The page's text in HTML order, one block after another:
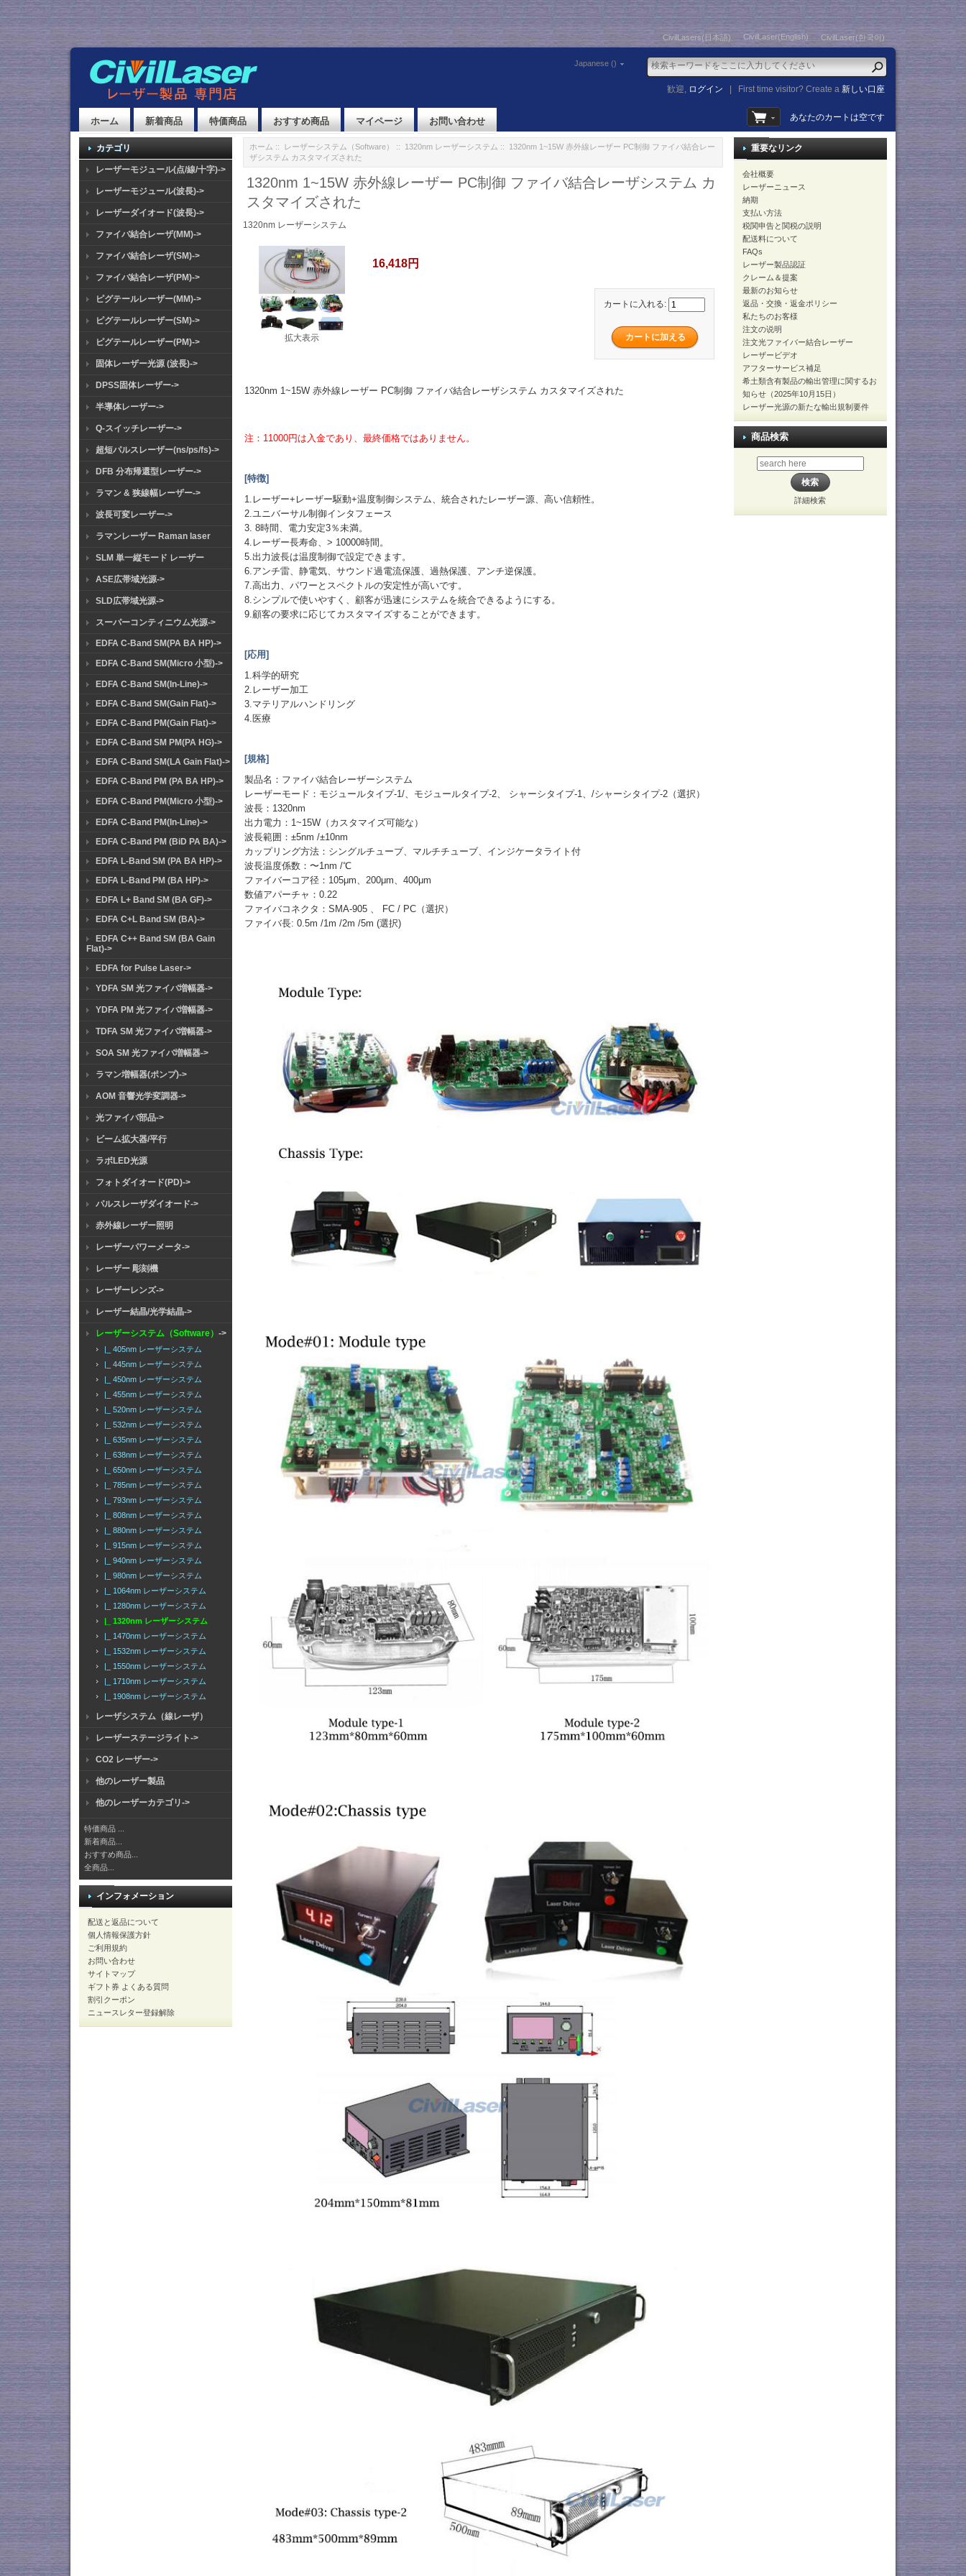
CivilLasers(日本語) CivilLaser(English) CivilLaser(한국어)
Japanese ()
歓迎, ログイン First time visitor? Create a新しい口座
ホーム 新着商品 特価商品 おすすめ商品 マイページ お問い合わせ あなたのカートは空です
カテゴリ
レーザーモジュール(点/線/十字)->
レーザーモジュール(波長)->
レーザーダイオード(波長)->
ファイバ結合レーザ(MM)->
ファイバ結合レーザ(SM)->
ファイバ結合レーザ(PM)->
ピグテールレーザー(MM)->
ピグテールレーザー(SM)->
ピグテールレーザー(PM)->
固体レーザー光源 (波長)->
DPSS固体レーザー->
半導体レーザー->
Q-スイッチレーザー->
超短パルスレーザー(ns/ps/fs)->
DFB 分布帰還型レーザー->
ラマン & 狭線幅レーザー->
波長可変レーザー->
ラマンレーザー Raman laser
SLM 単一縦モード レーザー
ASE広帯域光源->
SLD広帯域光源->
スーパーコンティニウム光源->
EDFA C-Band SM(PA BA HP)->
EDFA C-Band SM(Micro 小型)->
EDFA C-Band SM(In-Line)->
EDFA C-Band SM(Gain Flat)->
EDFA C-Band PM(Gain Flat)->
EDFA C-Band SM PM(PA HG)->
EDFA C-Band SM(LA Gain Flat)->
EDFA C-Band PM (PA BA HP)->
EDFA C-Band PM(Micro 小型)->
EDFA C-Band PM(In-Line)->
EDFA C-Band PM (BiD PA BA)->
EDFA L-Band SM (PA BA HP)->
EDFA L-Band PM (BA HP)->
EDFA L+ Band SM (BA GF)->
EDFA C+L Band SM (BA)->
EDFA C++ Band SM (BA Gain
Flat)->
EDFA for Pulse Laser->
YDFA SM 光ファイバ増幅器->
YDFA PM 光ファイバ増幅器->
TDFA SM 光ファイバ増幅器->
SOA SM 光ファイバ増幅器->
ラマン増幅器(ポンプ)->
AOM 音響光学変調器->
光ファイバ部品->
ビーム拡大器/平行
ラボLED光源
フォトダイオード(PD)->
パルスレーザダイオード->
赤外線レーザー照明
レーザーパワーメータ->
レーザー 彫刻機
レーザーレンズ->
レーザー結晶/光学結晶->
レーザーシステム（Software） ->
|_ 405nm レーザーシステム
|_ 445nm レーザーシステム
|_ 450nm レーザーシステム
|_ 455nm レーザーシステム
|_ 520nm レーザーシステム
|_ 532nm レーザーシステム
|_ 635nm レーザーシステム
|_ 638nm レーザーシステム
|_ 650nm レーザーシステム
|_ 785nm レーザーシステム
|_ 793nm レーザーシステム
|_ 808nm レーザーシステム
|_ 880nm レーザーシステム
|_ 915nm レーザーシステム
|_ 940nm レーザーシステム
|_ 980nm レーザーシステム
|_ 1064nm レーザーシステム
|_ 1280nm レーザーシステム
|_ 1320nm レーザーシステム
|_ 1470nm レーザーシステム
|_ 1532nm レーザーシステム
|_ 1550nm レーザーシステム
|_ 1710nm レーザーシステム
|_ 1908nm レーザーシステム
レーザシステム（線レーザ）
レーザーステージライト->
CO2 レーザー->
他のレーザー製品
他のレーザーカテゴリ->
特価商品 ...
新着商品...
おすすめ商品...
全商品...
インフォメーション
配送と返品について
個人情報保護方針
ご利用規約
お問い合わせ
サイトマップ
ギフト券 よくある質問
割引クーポン
ニュースレター登録解除
ホーム :: レーザーシステム（Software） :: 1320nm レーザーシステム :: 1320nm 1~15W 赤外線レーザー PC制御 ファイバ結合レー
ザシステム カスタマイズされた
1320nm 1~15W 赤外線レーザー PC制御 ファイバ結合レーザシステム カ
スタマイズされた
1320nm レーザーシステム
拡大表示
16,418円
カートに入れる:
1320nm 1~15W 赤外線レーザー PC制御 ファイバ結合レーザシステム カスタマイズされた
注：11000円は入金であり、最終価格ではありません。
[特徴]
1.レーザー+レーザー駆動+温度制御システム、統合されたレーザー源、高い信頼性。
2.ユニバーサル制御インタフェース
3. 8時間、電力安定3％未満。
4.レーザー長寿命、> 10000時間。
5.出力波長は温度制御で設定できます。
6.アンチ雷、静電気、サウンド過電流保護、過熱保護、アンチ逆保護。
7.高出力、パワーとスペクトルの安定性が高いです。
8.シンプルで使いやすく、顧客が迅速にシステムを統合できるようにする。
9.顧客の要求に応じてカスタマイズすることができます。
[応用]
1.科学的研究
2.レーザー加工
3.マテリアルハンドリング
4.医療
[規格]
製品名：ファイバ結合レーザーシステム
レーザーモード：モジュールタイプ-1/、モジュールタイプ-2、 シャーシタイプ-1、/シャーシタイプ-2（選択）
波長：1320nm
出力電力：1~15W（カスタマイズ可能な）
波長範囲：±5nm /±10nm
カップリング方法：シングルチューブ、マルチチューブ、インジケータライト付
波長温度係数：〜1nm /℃
ファイバーコア径：105μm、200μm、400μm
数値アパーチャ：0.22
ファイバコネクタ：SMA-905 、 FC / PC（選択）
ファイバ長: 0.5m /1m /2m /5m (選択)
重要なリンク
会社概要
レーザーニュース
納期
支払い方法
税関申告と関税の説明
配送料について
FAQs
レーザー製品認証
クレーム＆提案
最新のお知らせ
返品・交換・返金ポリシー
私たちのお客様
注文の说明
注文光ファイバー結合レーザー
レーザービデオ
アフターサービス補足
希土類含有製品の輸出管理に関するお
知らせ（2025年10月15日）
レーザー光源の新たな輸出規制要件
商品検索
詳細検索